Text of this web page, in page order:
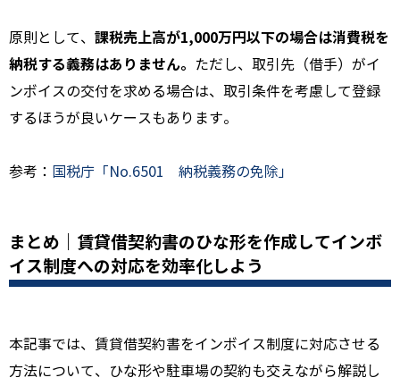
原則として、 課税売上高が1,000万円以下の場合は消費税を
納税する義務はありません。
ただし、取引先（借手）がイ
ンボイスの交付を求める場合は、取引条件を考慮して登録
するほうが良いケースもあります。
参考： 国税庁「No.6501 納税義務の免除」
まとめ｜賃貸借契約書のひな形を作成してインボ
イス制度への対応を効率化しよう
本記事では、賃貸借契約書をインボイス制度に対応させる
方法について、ひな形や駐車場の契約も交えながら解説し